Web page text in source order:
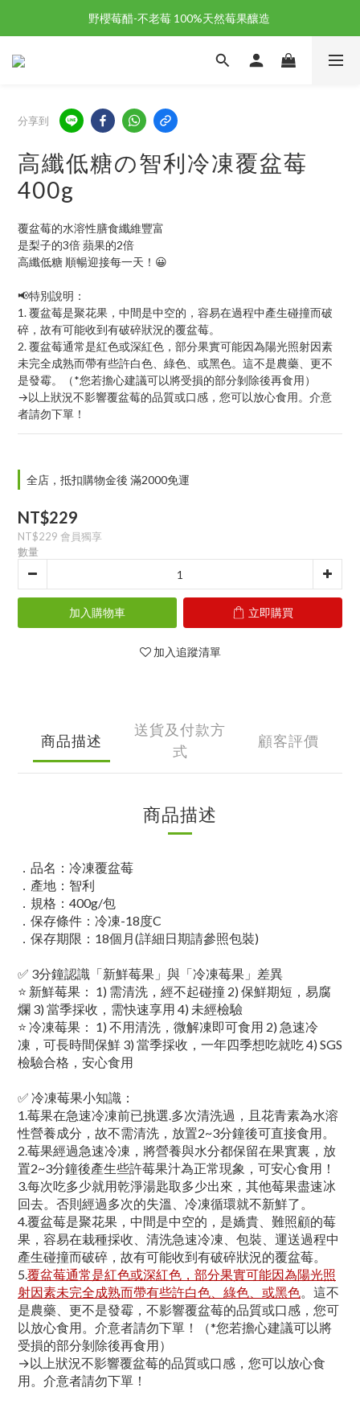
野櫻莓醋-不老莓 100%天然莓果釀造
野櫻莓醋-不老莓 100%天然莓果釀造
歡迎新朋友註冊加入「天時莓果」！🎉
分享到
高纖低糖の智利冷凍覆盆莓
400g
覆盆莓的水溶性膳食纖維豐富
是梨子的3倍 蘋果的2倍
高纖低糖 順暢迎接每一天！😀
📢特別說明：
1. 覆盆莓是聚花果，中間是中空的，容易在過程中產生碰撞而破
碎，故有可能收到有破碎狀況的覆盆莓。
2. 覆盆莓通常是紅色或深紅色，部分果實可能因為陽光照射因素
未完全成熟而帶有些許白色、綠色、或黑色。這不是農藥、更不
是發霉。（*您若擔心建議可以將受損的部分剝除後再食用）
→以上狀況不影響覆盆莓的品質或口感，您可以放心食用。介意
者請勿下單！
全店，抵扣購物金後 滿2000免運
NT$229
NT$229 會員獨享
數量
加入購物車 立即購買
加入追蹤清單
商品描述
送貨及付款方
式
顧客評價
商品描述
．品名：冷凍覆盆莓
． 產地：智利
． 規格：400g/包
． 保存條件：冷凍-18度C
． 保存期限：18個月(詳細日期請參照包裝)
✅ 3分鐘認識「新鮮莓果」與「冷凍莓果」差異
⭐ 新鮮莓果： 1) 需清洗，經不起碰撞 2) 保鮮期短，易腐
爛 3) 當季採收，需快速享用 4) 未經檢驗
⭐ 冷凍莓果： 1) 不用清洗，微解凍即可食用 2) 急速冷
凍，可長時間保鮮 3) 當季採收，一年四季想吃就吃 4) SGS
檢驗合格，安心食用
✅ 冷凍莓果小知識：
1.莓果在急速冷凍前已挑選.多次清洗過，且花青素為水溶
性營養成分，故不需清洗， 放置2~3分鐘後可直接食用。
2.莓果經過急速冷凍，將營養與水分都保留在果實裏， 放
置2~3分鐘後產生些許莓果汁為正常現象，可安心食用！
3.每次吃多少就用乾淨湯匙取多少出來，其他莓果盡速冰
回去。否則經過多次的失溫、冷凍循環就不新鮮了。
4.覆盆莓是聚花果，中間是中空的，是嬌貴、難照顧的莓
果，容易在栽種採收、清洗急速冷凍、包裝、運送過程中
產生碰撞而破碎，故有可能收到有破碎狀況的覆盆莓。
5.覆盆莓通常是紅色或深紅色，部分果實可能因為陽光照
射因素未完全成熟而帶有些許白色、綠色、或黑色。 這不
是農藥、更不是發霉，不影響覆盆莓的品質或口感，您可
以放心食用。介意者請勿下單！（*您若擔心建議可以將
受損的部分剝除後再食用）
→以上狀況不影響覆盆莓的品質或口感，您可以放心食
用。介意者請勿下單！